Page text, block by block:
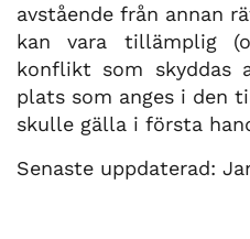
avstående från annan
kan vara tillämplig
konflikt som skyddas
plats som anges i den
skulle gälla i första
Senaste uppdaterad: